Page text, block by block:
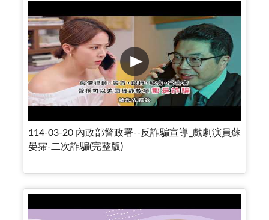
114-03-20 內政部警政署--反詐騙宣導_戲劇演員蘇
晏霈-二次詐騙(完整版)